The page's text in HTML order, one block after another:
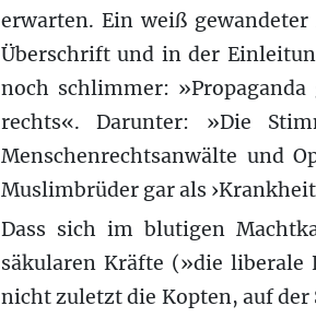
erwarten. Ein weiß
Überschrift und in der
noch schlimmer:
rechts«. Darunter: »Die
Menschenrechtsanwälte und
Muslimbrüder gar als
Dass sich im blutigen
säkularen Kräfte (»die
nicht zuletzt die Kopten, auf